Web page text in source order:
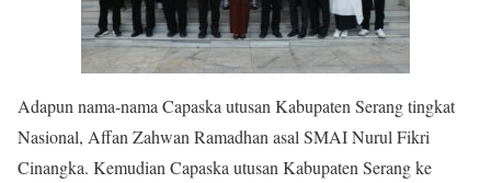
Adapun nama-nama Capaska utusan Kabupaten Serang tingkat
Nasional, Affan Zahwan Ramadhan asal SMAI Nurul Fikri
Cinangka. Kemudian Capaska utusan Kabupaten Serang ke